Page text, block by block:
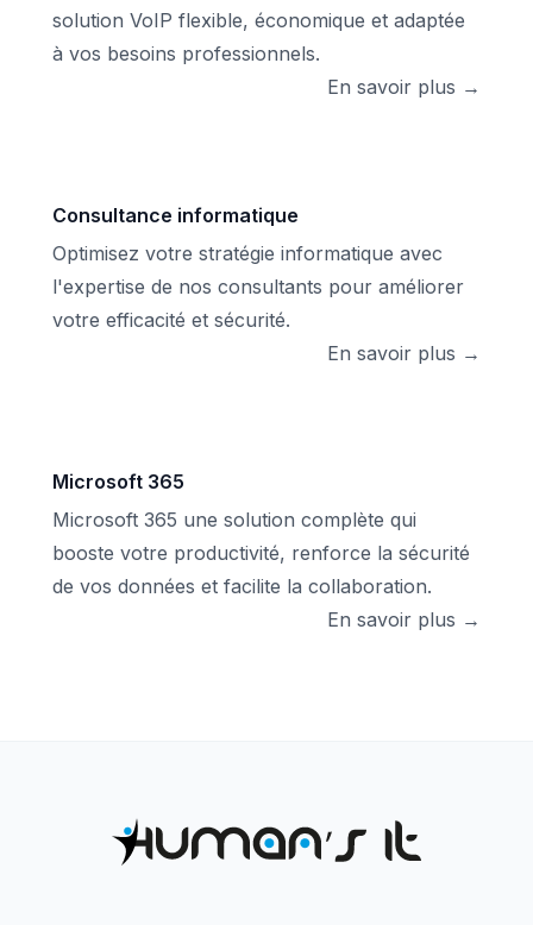
solution VoIP flexible, économique et adaptée
à vos besoins professionnels.
En savoir plus →
Consultance informatique
Optimisez votre stratégie informatique avec
l'expertise de nos consultants pour améliorer
votre efficacité et sécurité.
En savoir plus →
Microsoft 365
Microsoft 365 une solution complète qui
booste votre productivité, renforce la sécurité
de vos données et facilite la collaboration.
En savoir plus →